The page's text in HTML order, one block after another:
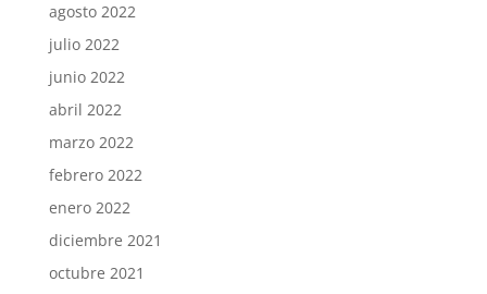
agosto 2022
julio 2022
junio 2022
abril 2022
marzo 2022
febrero 2022
enero 2022
diciembre 2021
octubre 2021